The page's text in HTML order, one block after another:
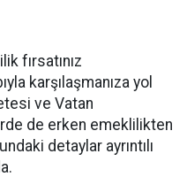
fırsatınız
karşılaşmanıza yol
ve Vatan
de erken emeklilikten
detaylar ayrıntılı